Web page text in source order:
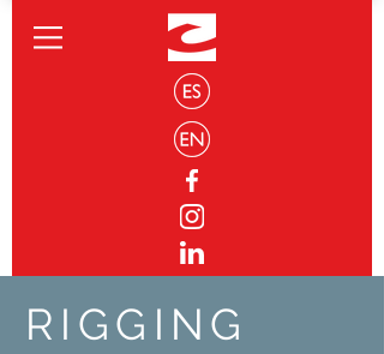
RIGGING